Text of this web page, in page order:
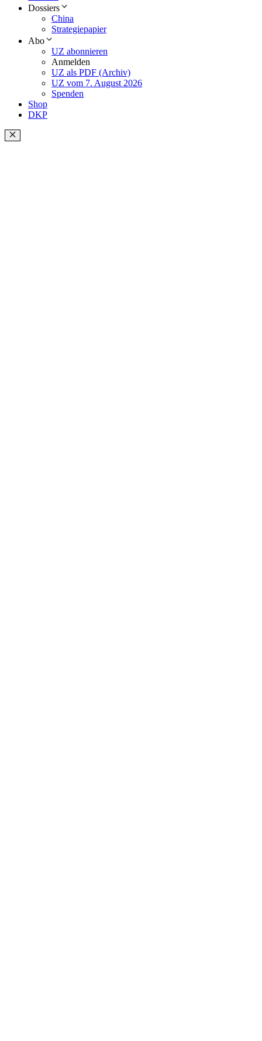
Dossiers
China
Strategiepapier
Abo
UZ abonnieren
Anmelden
UZ als PDF (Archiv)
UZ vom 7. August 2026
Spenden
Shop
DKP
Schließen